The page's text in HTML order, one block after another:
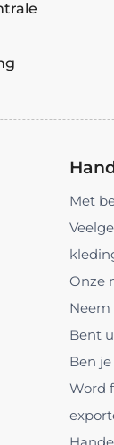
Met
Onze
Bent
Ben
Word